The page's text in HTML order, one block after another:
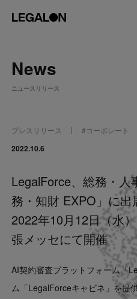
About
Service
News
Recruit
LegalOn Now
Contact
News
ニュースリリース
プレスリリース #コーポレート
2022.10.6
LegalForce、総務・
務・知財 EXPO」に出
2022年10月12日（水
張メッセにて開催
AI契約審査プラットフォーム「
ム「LegalForceキャビネ」を提